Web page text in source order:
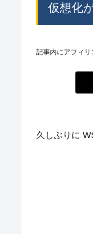
仮想化
記事内にアフィ
久しぶりに